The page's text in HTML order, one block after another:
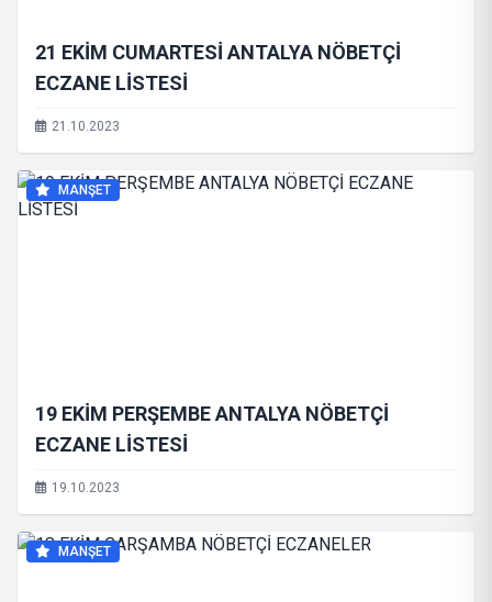
21 EKİM CUMARTESİ ANTALYA NÖBETÇİ
ECZANE LİSTESİ
21.10.2023
MANŞET
19 EKİM PERŞEMBE ANTALYA NÖBETÇİ
ECZANE LİSTESİ
19.10.2023
MANŞET